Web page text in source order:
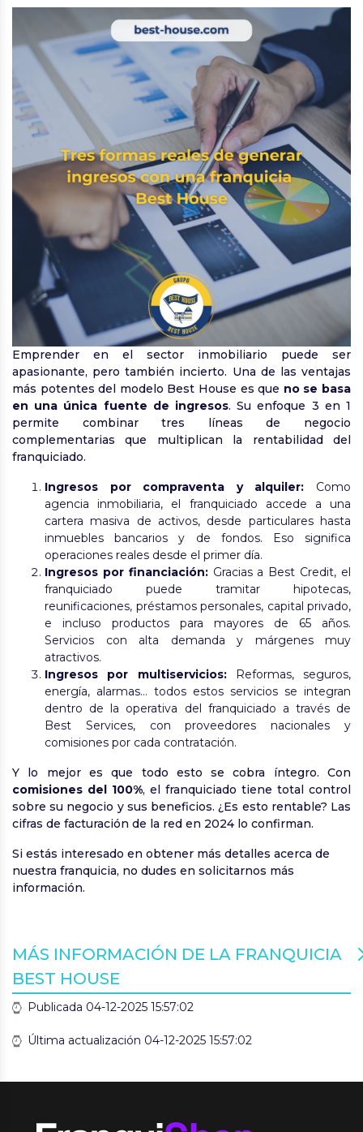
Emprender en el sector inmobiliario puede ser
apasionante, pero también incierto. Una de las ventajas
más potentes del modelo Best House es que no se basa
en una única fuente de ingresos. Su enfoque 3 en 1
permite combinar tres líneas de negocio
complementarias que multiplican la rentabilidad del
franquiciado.
Ingresos por compraventa y alquiler: Como
agencia inmobiliaria, el franquiciado accede a una
cartera masiva de activos, desde particulares hasta
inmuebles bancarios y de fondos. Eso significa
operaciones reales desde el primer día.
Ingresos por financiación:Gracias a Best Credit, el
franquiciado puede tramitar hipotecas,
reunificaciones, préstamos personales, capital privado,
e incluso productos para mayores de 65 años.
Servicios con alta demanda y márgenes muy
atractivos.
Ingresos por multiservicios:Reformas, seguros,
energía, alarmas… todos estos servicios se integran
dentro de la operativa del franquiciado a través de
Best Services, con proveedores nacionales y
comisiones por cada contratación.
Y lo mejor es que todo esto se cobra íntegro. Con
comisiones del 100%, el franquiciado tiene total control
sobre su negocio y sus beneficios. ¿Es esto rentable? Las
cifras de facturación de la red en 2024 lo confirman.
Si estás interesado en obtener más detalles acerca de
nuestra franquicia, no dudes en solicitarnos más
información.
MÁS INFORMACIÓN DE LA FRANQUICIA
BEST HOUSE
Publicada 04-12-2025 15:57:02
Última actualización 04-12-2025 15:57:02